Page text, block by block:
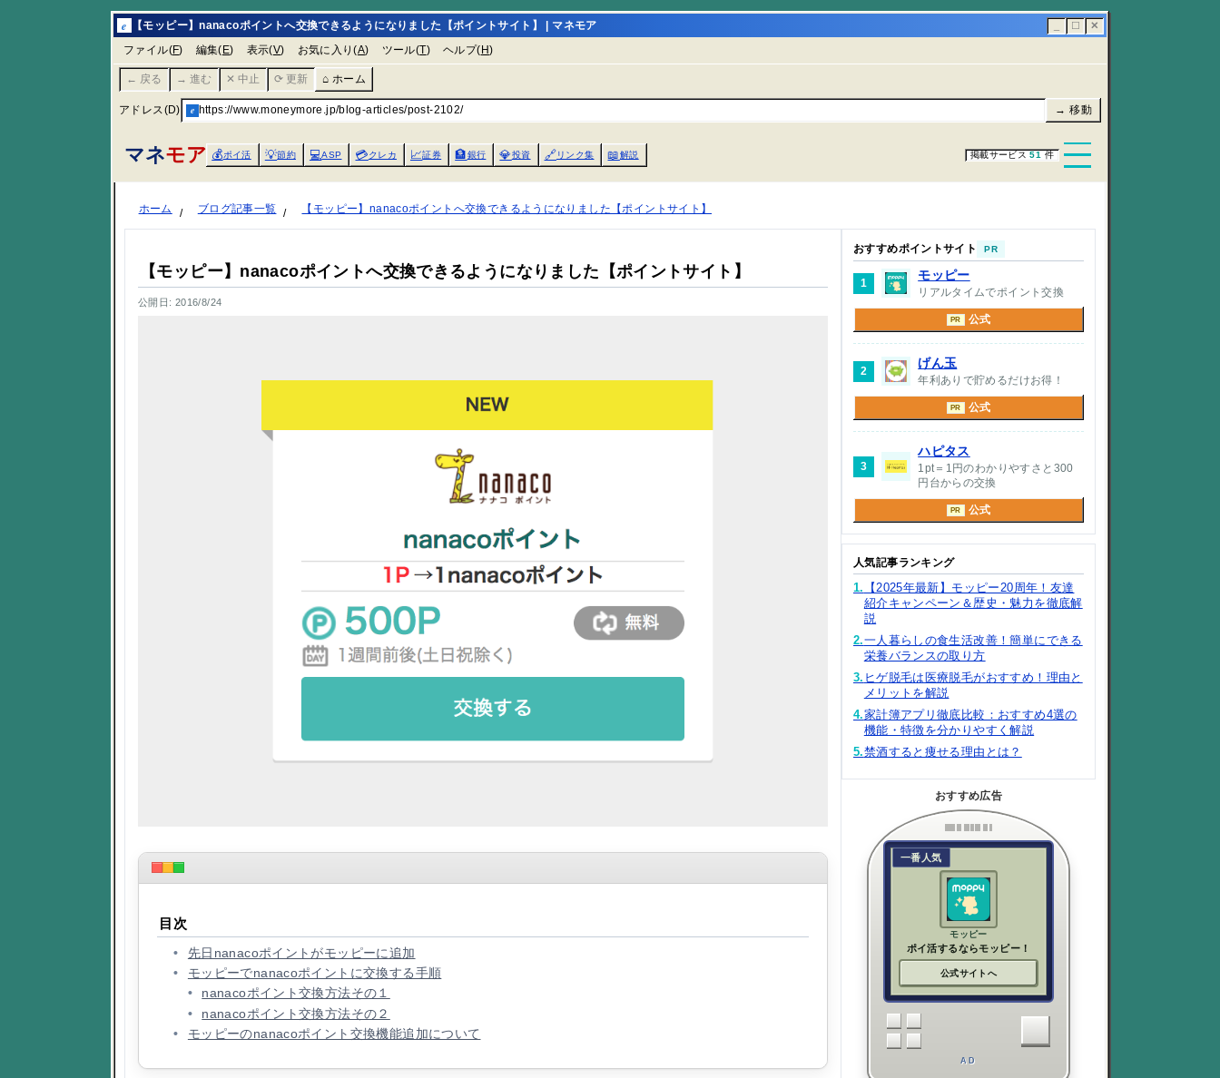
e 【モッピー】nanacoポイントへ交換できるようになりました【ポイントサイト】 | マネモア ☐ ✕
ファイル(F) 編集( E) 表示(V) お気に入り(A) ツール(T) ヘルプ( H)
← 戻る → 進む ✕ 中止 ⟳ 更新 ⌂ ホーム
アドレス(D) e https://www.moneymore.jp/blog-articles/post-2102/ → 移動
マネモア 💰ポイ活 💡節約 💻ASP 💳クレカ 📈証券 🏦銀行 💎投資 🔗リンク集 📖解説 掲載サービス51 件
ホーム ブログ記事一覧 【モッピー】nanacoポイントへ交換できるようになりました【ポイントサイト】
【モッピー】nanacoポイントへ交換できるようになりました【ポイントサイト】
公開日: 2016/8/24
目次
先日nanacoポイントがモッピーに追加
モッピーでnanacoポイントに交換する手順
nanacoポイント交換方法その１
nanacoポイント交換方法その２
モッピーのnanacoポイント交換機能追加について
おすすめポイントサイト PR
1
モッピー
リアルタイムでポイント交換
PR 公式
2
げん玉
年利ありで貯めるだけお得！
PR 公式
3
ハピタス
1pt＝1円のわかりやすさと300
円台からの交換
PR 公式
人気記事ランキング
1.
【2025年最新】モッピー20周年！友達
紹介キャンペーン＆歴史・魅力を徹底解
説
2.一人暮らしの食生活改善！簡単にできる
栄養バランスの取り方
3. ヒゲ脱毛は医療脱毛がおすすめ！理由と
メリットを解説
4.家計簿アプリ徹底比較：おすすめ4選の
機能・特徴を分かりやすく解説
5.禁酒すると痩せる理由とは？
おすすめ広告
一番人気
モッピー
ポイ活するならモッピー！
公式サイトへ
AD